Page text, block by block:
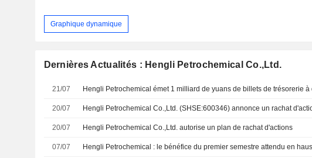
Graphique dynamique
Dernières Actualités : Hengli Petrochemical Co.,Ltd.
21/07
20/07
20/07 Hengli Petrochemical Co.,Ltd. autorise un plan de rachat d'actions
07/07